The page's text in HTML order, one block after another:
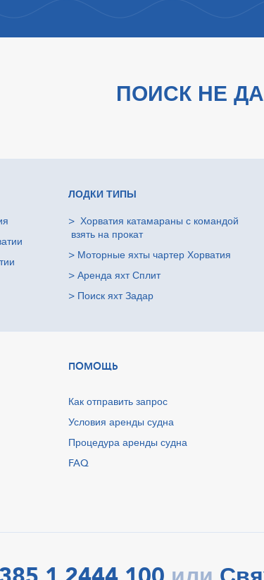
ПОИСК НЕ
ЛОДКИ ТИПЫ
> Хорватия катамараны с командой
взять на прокат
> Моторные яхты чартер Хорватия
> Аренда яхт Сплит
> Поиск яхт Задар
ПОМОЩЬ
Как отправить запрос
Условия аренды судна
Процедура аренды судна
FAQ